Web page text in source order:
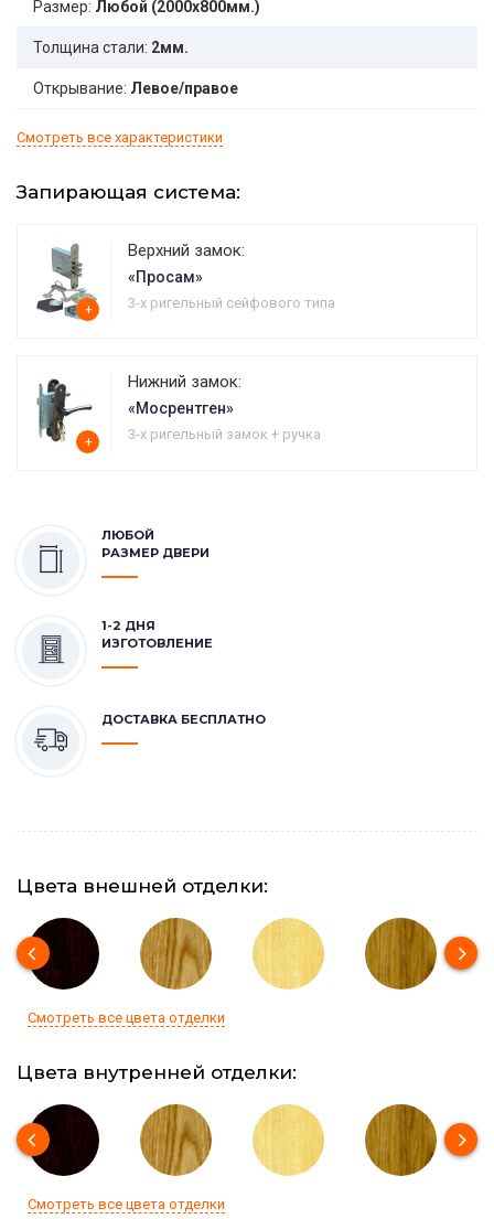
Размер: Любой (2000x800мм.)
Толщина стали: 2мм.
Открывание: Левое/правое
Смотреть все характеристики
Запирающая система:
+
Верхний замок:
«Просам»
3-х ригельный сейфового типа
+
Нижний замок:
«Мосрентген»
3-х ригельный замок + ручка
ЛЮБОЙ
РАЗМЕР ДВЕРИ
1-2 ДНЯ
ИЗГОТОВЛЕНИЕ
ДОСТАВКА БЕСПЛАТНО
Цвета внешней отделки:
Смотреть все цвета отделки
Цвета внутренней отделки:
Смотреть все цвета отделки